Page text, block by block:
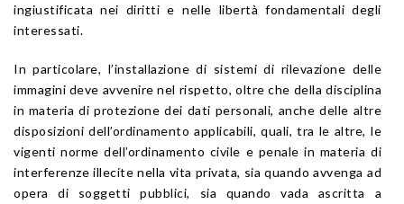
ingiustificata nei diritti e nelle libertà fondamentali degli
interessati.
In particolare, l’installazione di sistemi di rilevazione delle
immagini deve avvenire nel rispetto, oltre che della disciplina
in materia di protezione dei dati personali, anche delle altre
disposizioni dell’ordinamento applicabili, quali, tra le altre, le
vigenti norme dell’ordinamento civile e penale in materia di
interferenze illecite nella vita privata, sia quando avvenga ad
opera di soggetti pubblici, sia quando vada ascritta a